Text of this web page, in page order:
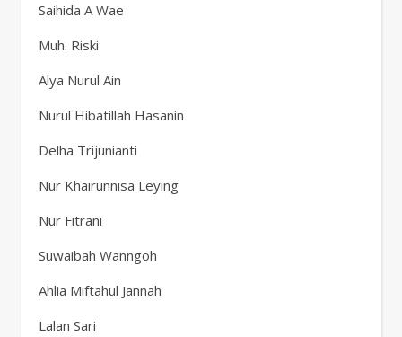
Saihida A Wae
Muh. Riski
Alya Nurul Ain
Nurul Hibatillah Hasanin
Delha Trijunianti
Nur Khairunnisa Leying
Nur Fitrani
Suwaibah Wanngoh
Ahlia Miftahul Jannah
Lalan Sari